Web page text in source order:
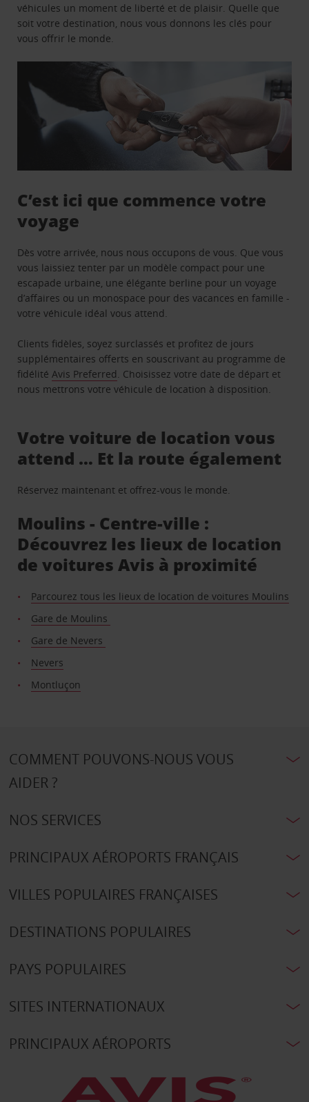
véhicules un moment de liberté et de plaisir. Quelle que
soit votre destination, nous vous donnons les clés pour
vous offrir le monde.
C’est ici que commence votre
voyage
Dès votre arrivée, nous nous occupons de vous. Que vous
vous laissiez tenter par un modèle compact pour une
escapade urbaine, une élégante berline pour un voyage
d’affaires ou un monospace pour des vacances en famille -
votre véhicule idéal vous attend.
Clients fidèles, soyez surclassés et profitez de jours
supplémentaires offerts en souscrivant au programme de
fidélitéAvis Preferred. Choisissez votre date de départ et
nous mettrons votre véhicule de location à disposition.
Votre voiture de location vous
attend … Et la route également
Réservez maintenant et offrez-vous le monde.
Moulins - Centre-ville :
Découvrez les lieux de location
de voitures Avis à proximité
Parcourez tous les lieux de location de voitures Moulins
Gare de Moulins
Gare de Nevers
Nevers
Montluçon
COMMENT POUVONS-NOUS VOUS
AIDER ?
NOS SERVICES
PRINCIPAUX AÉROPORTS FRANÇAIS
VILLES POPULAIRES FRANÇAISES
DESTINATIONS POPULAIRES
PAYS POPULAIRES
SITES INTERNATIONAUX
PRINCIPAUX AÉROPORTS